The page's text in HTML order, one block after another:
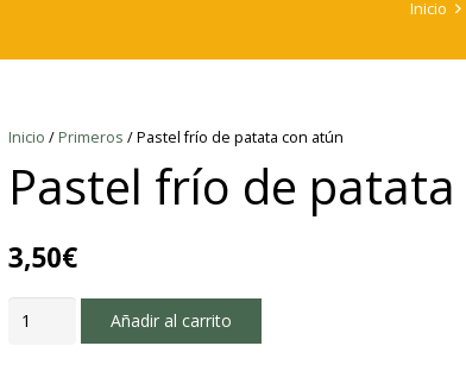
Inicio
Inicio / Primeros / Pastel frío de patata con atún
Pastel frío de
3,50€
Pastel
Añadir al carrito